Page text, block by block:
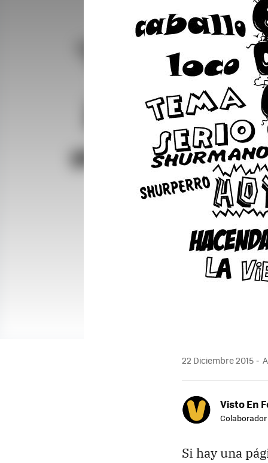
22 Diciembre 2015
Visto En
Colaborador
Si hay una